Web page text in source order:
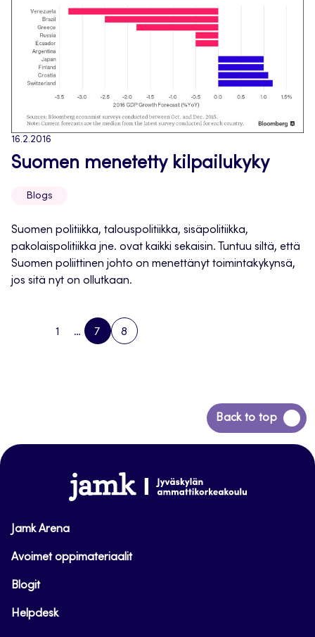
16.2.2016
Suomen menetetty kilpailukyky
Blogs
Suomen politiikka, talouspolitiikka, sisäpolitiikka,
pakolaispolitiikka jne. ovat kaikki sekaisin. Tuntuu siltä, että
Suomen poliittinen johto on menettänyt toimintakykynsä,
jos sitä nyt on ollutkaan.
PAGE
1
…
PAGE
7
PAGE
8
Back to top
Back
to
www.jamk.fi
Jamk Arena
Avoimet oppimateriaalit
Blogit
Helpdesk